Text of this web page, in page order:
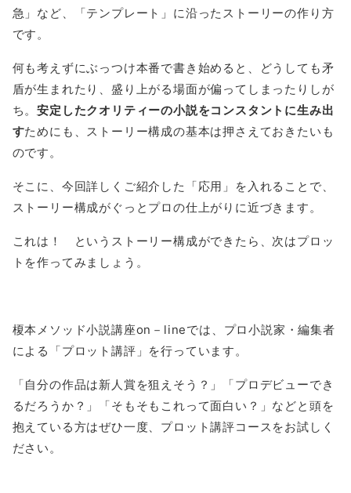
急」など、「テンプレート」に沿ったストーリーの作り方
です。
何も考えずにぶっつけ本番で書き始めると、どうしても矛
盾が生まれたり、盛り上がる場面が偏ってしまったりしが
ち。安定したクオリティーの小説をコンスタントに生み出
すためにも、ストーリー構成の基本は押さえておきたいも
のです。
そこに、今回詳しくご紹介した「応用」を入れることで、
ストーリー構成がぐっとプロの仕上がりに近づきます。
これは！ というストーリー構成ができたら、次はプロッ
トを作ってみましょう。
榎本メソッド小説講座on－lineでは、プロ小説家・編集者
による「プロット講評」を行っています。
「自分の作品は新人賞を狙えそう？」「プロデビューでき
るだろうか？」「そもそもこれって面白い？」などと頭を
抱えている方はぜひ一度、プロット講評コースをお試しく
ださい。